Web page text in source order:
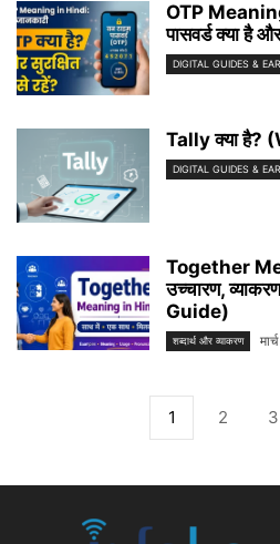
OTP
पासवर्ड क्या है
DIGITAL GUIDES &
Tally क्या
DIGITAL GUIDES &
Together
उच्चारण,
Guide)
शब्दार्थ और व्याकरण
1 2 3